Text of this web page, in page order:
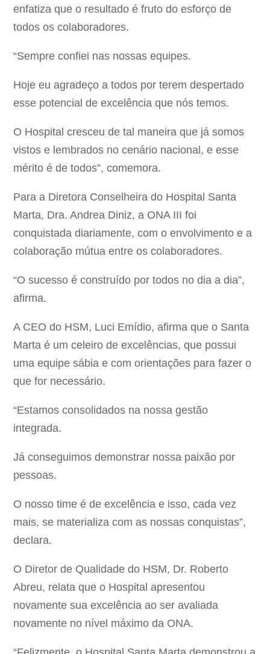
enfatiza que o resultado é fruto do esforço de
todos os colaboradores.
“Sempre confiei nas nossas equipes.
Hoje eu agradeço a todos por terem despertado
esse potencial de excelência que nós temos.
O Hospital cresceu de tal maneira que já somos
vistos e lembrados no cenário nacional, e esse
mérito é de todos”, comemora.
Para a Diretora Conselheira do Hospital Santa
Marta, Dra. Andrea Diniz, a ONA III foi
conquistada diariamente, com o envolvimento e a
colaboração mútua entre os colaboradores.
“O sucesso é construído por todos no dia a dia”,
afirma.
A CEO do HSM, Luci Emídio, afirma que o Santa
Marta é um celeiro de excelências, que possui
uma equipe sábia e com orientações para fazer o
que for necessário.
“Estamos consolidados na nossa gestão
integrada.
Já conseguimos demonstrar nossa paixão por
pessoas.
O nosso time é de excelência e isso, cada vez
mais, se materializa com as nossas conquistas”,
declara.
O Diretor de Qualidade do HSM, Dr. Roberto
Abreu, relata que o Hospital apresentou
novamente sua excelência ao ser avaliada
novamente no nível máximo da ONA.